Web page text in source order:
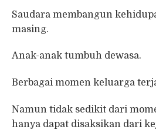
Saudara membangun
masing.
Anak-anak tumbuh dewasa.
Berbagai momen keluarga
Namun tidak sedikit dari
hanya dapat disaksikan dari